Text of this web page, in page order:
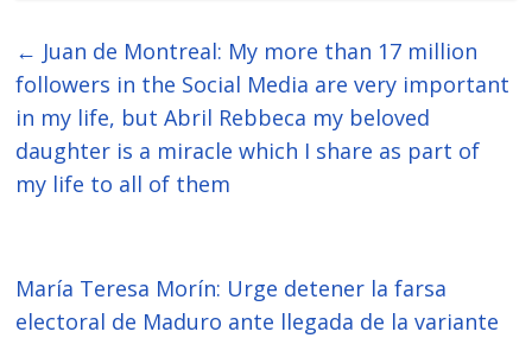
← Juan de Montreal: My more than 17 million
followers in the Social Media are very important
in my life, but Abril Rebbeca my beloved
daughter is a miracle which I share as part of
my life to all of them
María Teresa Morín: Urge detener la farsa
electoral de Maduro ante llegada de la variante